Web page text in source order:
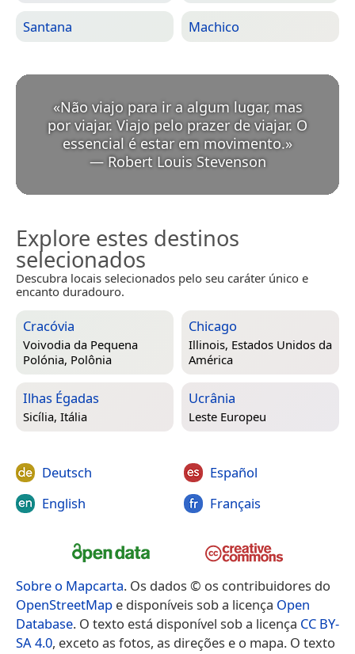
Santana Machico
«Não viajo para ir a algum lugar, mas
por viajar. Viajo pelo prazer de viajar. O
essencial é estar em movimento.
— Robert Louis Stevenson
Explore estes destinos
selecionados
Descubra locais selecionados pelo seu caráter único e
encanto duradouro.
Cracóvia
Voivodia da Pequena
Polónia, Polônia
Chicago
Illinois, Estados Unidos da
América
Ilhas Égadas
Sicília, Itália
Ucrânia
Leste Europeu
Deutsch
English
Español
Français
Sobre o Mapcarta. Os dados © os contribuidores do
OpenStreetMap e disponíveis sob a licença Open
Database. O texto está disponível sob a licença CC BY-
SA 4.0, exceto as fotos, as direções e o mapa. O texto